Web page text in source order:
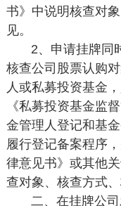
书》中说明核查对
见。
2、申请挂牌同
核查公司股票认购
人或私募投资基金
《私募投资基金监
金管理人登记和基
履行登记备案程序
律意见书》或其他
查对象、核查方式
二、在挂牌公